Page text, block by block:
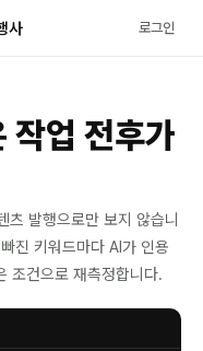
사 로그인
작업 전후가
발행으로만 보지 않습니
진 키워드마다 AI가 인용
조건으로 재측정합니다.